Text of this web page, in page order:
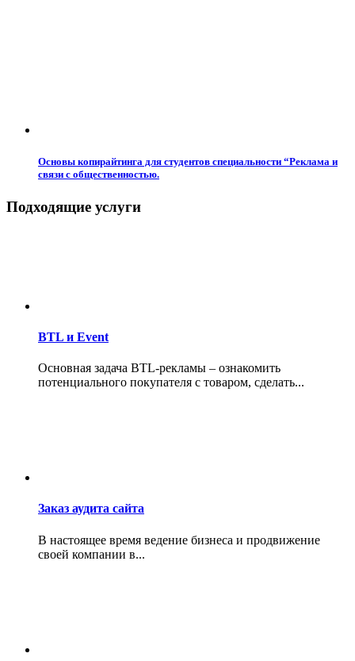
Основы копирайтинга для студентов специальности “Реклама и
связи с общественностью.
Подходящие услуги
BTL и Event
Основная задача BTL-рекламы – ознакомить
потенциального покупателя с товаром, сделать...
Заказ аудита сайта
В настоящее время ведение бизнеса и продвижение
своей компании в...